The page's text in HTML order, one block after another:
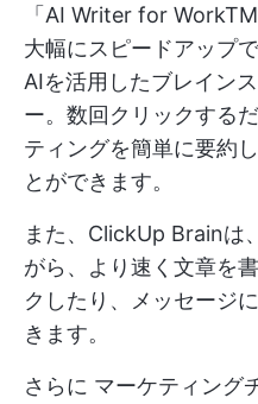
「AI Writer for
大幅にスピードアップ
AIを活用したブレイン
ー。数回クリックする
ティングを簡単に要約し
とができます。
また、ClickUp Brainは
がら、より速く文章を
クしたり、メッセージ
きます。
さらに マーケティング